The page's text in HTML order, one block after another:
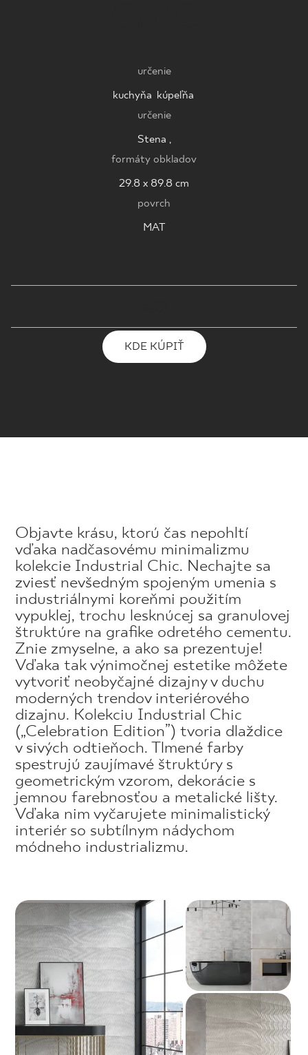
MÔJ PROFIL
KONTAKT
SK
určenie
kuchyňa kúpeľňa
určenie
Stena ,
formáty obkladov
29.8 x 89.8 cm
povrch
MAT
KDE KÚPIŤ
Objavte krásu, ktorú čas nepohltí
vďaka nadčasovému minimalizmu
kolekcie Industrial Chic. Nechajte sa
zviesť nevšedným spojeným umenia s
industriálnymi koreňmi použitím
vypuklej, trochu lesknúcej sa granulovej
štruktúre na grafike odretého cementu.
Znie zmyselne, a ako sa prezentuje!
Vďaka tak výnimočnej estetike môžete
vytvoriť neobyčajné dizajny v duchu
moderných trendov interiérového
dizajnu. Kolekciu Industrial Chic
(„Celebration Edition”) tvoria dlaždice
v sivých odtieňoch. Tlmené farby
spestrujú zaujímavé štruktúry s
geometrickým vzorom, dekorácie s
jemnou farebnosťou a metalické lišty.
Vďaka nim vyčarujete minimalistický
interiér so subtílnym nádychom
módneho industrializmu.